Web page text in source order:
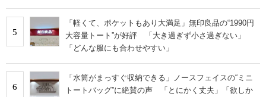
5
「軽くて、ポケットもあり大満足」無印良品の“1990円
大容量トート”が好評 「大き過ぎず小さ過ぎない」
「どんな服にも合わせやすい」
6
「水筒がまっすぐ収納できる」ノースフェイスの“ミニ
トートバッグ”に絶賛の声 「とにかく丈夫」「欲しか